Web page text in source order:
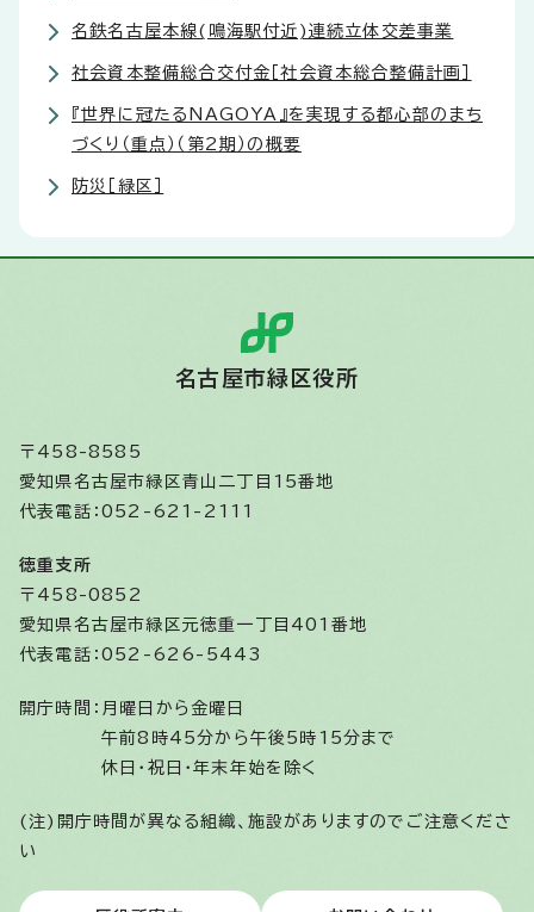
名鉄名古屋本線(鳴海駅付近)連続立体交差事業
社会資本整備総合交付金［社会資本総合整備計画］
『世界に冠たるNAGOYA』を実現する都心部のまち
づくり（重点）（第2期）の概要
防災［緑区］
名古屋市緑区役所
〒458-8585
愛知県名古屋市緑区青山二丁目15番地
代表電話：052-621-2111
徳重支所
〒458-0852
愛知県名古屋市緑区元徳重一丁目401番地
代表電話：052-626-5443
開庁時間： 月曜日から金曜日
午前8時45分から午後5時15分まで
休日・祝日・年末年始を除く
(注)開庁時間が異なる組織、施設がありますのでご注意くださ
い